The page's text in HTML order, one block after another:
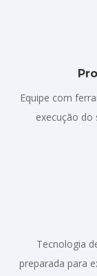
Equipe com
execução do
Tecnologia
preparada para